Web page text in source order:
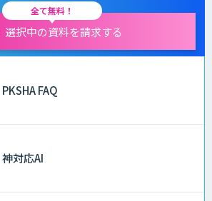
全て無料！
選択中の資料を請求する
PKSHA FAQ
神対応AI